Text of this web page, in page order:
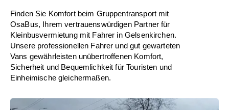
Finden Sie Komfort beim Gruppentransport mit
OsaBus, Ihrem vertrauenswürdigen Partner für
Kleinbusvermietung mit Fahrer in Gelsenkirchen.
Unsere professionellen Fahrer und gut gewarteten
Vans gewährleisten unübertroffenen Komfort,
Sicherheit und Bequemlichkeit für Touristen und
Einheimische gleichermaßen.